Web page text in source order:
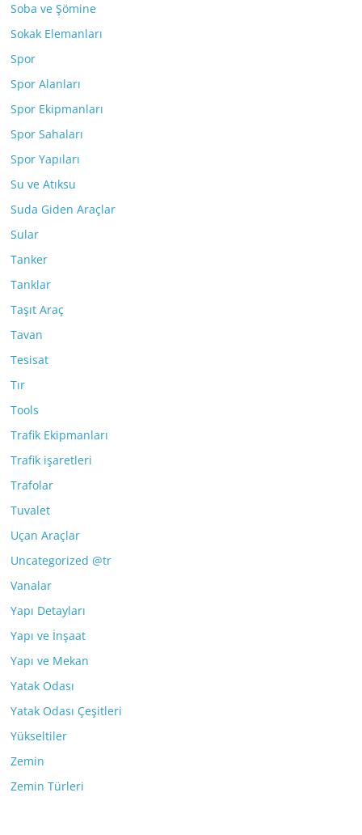
Soba ve Şömine
Sokak Elemanları
Spor
Spor Alanları
Spor Ekipmanları
Spor Sahaları
Spor Yapıları
Su ve Atıksu
Suda Giden Araçlar
Sular
Tanker
Tanklar
Taşıt Araç
Tavan
Tesisat
Tır
Tools
Trafik Ekipmanları
Trafik işaretleri
Trafolar
Tuvalet
Uçan Araçlar
Uncategorized @tr
Vanalar
Yapı Detayları
Yapı ve İnşaat
Yapı ve Mekan
Yatak Odası
Yatak Odası Çeşitleri
Yükseltiler
Zemin
Zemin Türleri